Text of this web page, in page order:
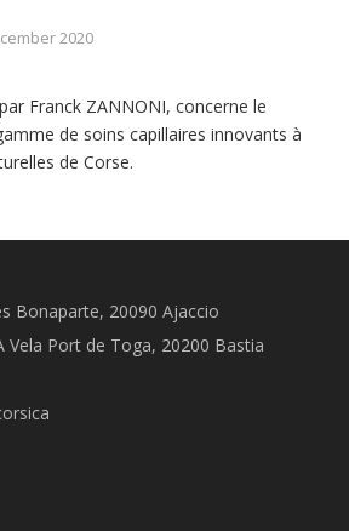
2020
Franck ZANNONI, concerne le
de soins capillaires innovants à
de Corse.
Bonaparte, 20090 Ajaccio
Vela Port de Toga, 20200 Bastia